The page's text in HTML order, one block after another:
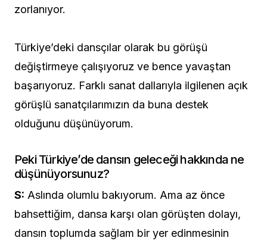
zorlanıyor.
Türkiye’deki dansçılar olarak bu görüşü
değiştirmeye çalışıyoruz ve bence yavaştan
başarıyoruz. Farklı sanat dallarıyla ilgilenen açık
görüşlü sanatçılarımızın da buna destek
olduğunu düşünüyorum.
Peki Türkiye’de dansın geleceği hakkında ne
düşünüyorsunuz?
S: Aslında olumlu bakıyorum. Ama az önce
bahsettiğim, dansa karşı olan görüşten dolayı,
dansın toplumda sağlam bir yer edinmesinin